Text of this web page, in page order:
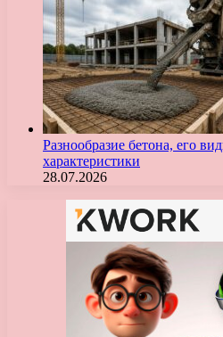
Разнообразие бетона, его
характеристики
28.07.2026